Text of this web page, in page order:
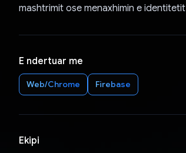
mashtrimit ose menaxhimin e identitetit
E ndertuar me
Web/Chrome Firebase
Ekipi